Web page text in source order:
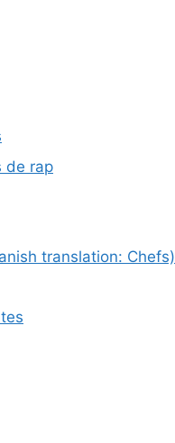
de rap
translation: Chefs)